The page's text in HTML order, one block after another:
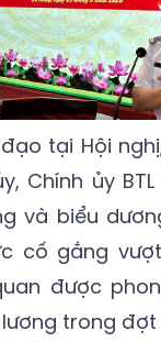
tại Hội
Chính ủy
và biểu
cố gắng
được
trong đợt